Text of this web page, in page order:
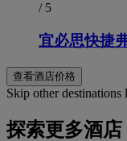
/ 5
宜必思快捷
查看酒店价格
Skip other destinations
探索更多酒店